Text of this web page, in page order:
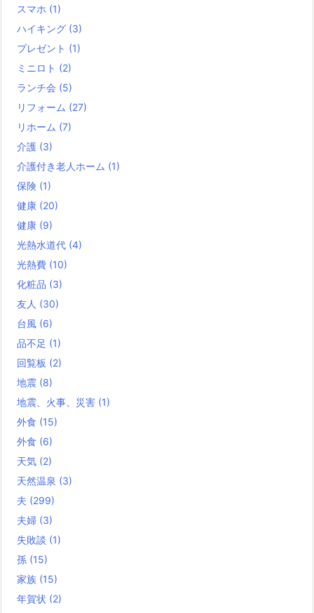
スマホ (1)
ハイキング (3)
プレゼント (1)
ミニロト (2)
ランチ会 (5)
リフォーム (27)
リホーム (7)
介護 (3)
介護付き老人ホーム (1)
保険 (1)
健康 (20)
健康 (9)
光熱水道代 (4)
光熱費 (10)
化粧品 (3)
友人 (30)
台風 (6)
品不足 (1)
回覧板 (2)
地震 (8)
地震、火事、災害 (1)
外食 (15)
外食 (6)
天気 (2)
天然温泉 (3)
夫 (299)
夫婦 (3)
失敗談 (1)
孫 (15)
家族 (15)
年賀状 (2)